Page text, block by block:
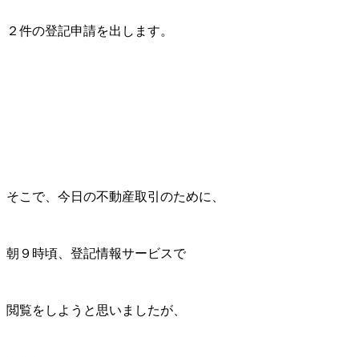
２件の登記申請を出します。
そこで、今日の不動産取引のために、
朝９時頃、登記情報サービスで
閲覧をしようと思いましたが、